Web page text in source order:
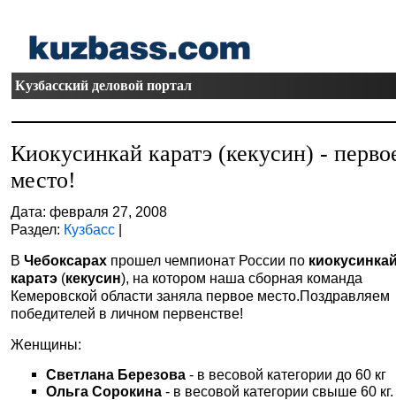
Кузбасский деловой портал
Киокусинкай каратэ (кекусин) -
место!
Дата: февраля 27, 2008
Раздел: Кузбасс |
ВЧебоксарах прошел чемпионат России по
каратэ (кекусин), на котором наша сборная команда
Кемеровской области заняла первое место.Поздравляем
победителей в личном первенстве!
Женщины:
Светлана Березова - в весовой категории до 60 кг
Ольга Сорокина - в весовой категории свыше 60 кг.